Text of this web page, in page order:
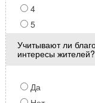
4
5
Учитывают ли
интересы жителей?
Да